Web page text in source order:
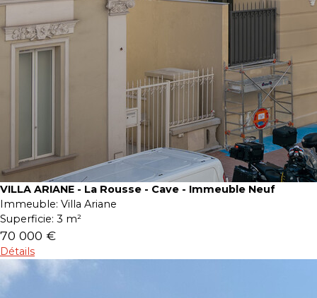
VILLA ARIANE - La Rousse - Cave - Immeuble Neuf
Immeuble: Villa Ariane
Superficie: 3 m²
70 000 €
Détails